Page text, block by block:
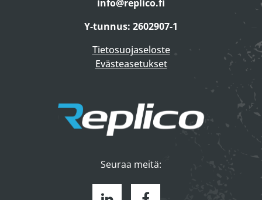
info@replico.fi
Y-tunnus: 2602907-1
Tietosuojaseloste
Evästeasetukset
Seuraa meitä: